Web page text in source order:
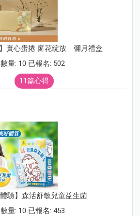
實心蛋捲 窗花綻放｜彌月禮盒
數量: 10 已報名: 502
11篇心得
體驗】森活舒敏兒童益生菌
數量: 10 已報名: 453